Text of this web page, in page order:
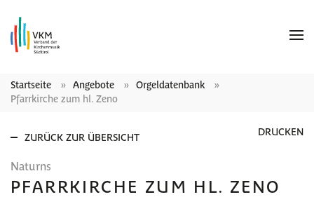
Startseite Angebote
Orgeldatenbank
Pfarrkirche zum hl. Zeno
ZURÜCK ZUR ÜBERSICHT DRUCKEN
Naturns
PFARRKIRCHE ZUM HL. ZENO